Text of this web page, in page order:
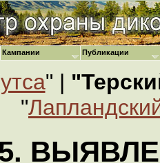
" |
"
Кампании Публикации